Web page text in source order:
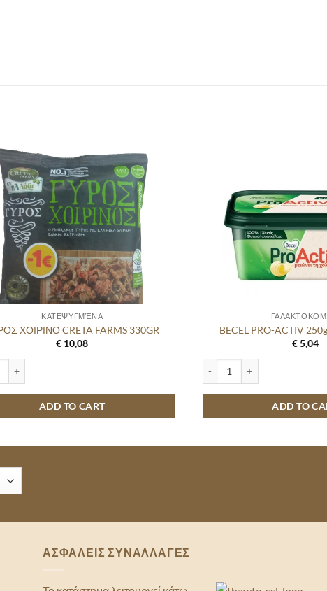
Προσθήκη
στα
αγαπημένα
ΚΑΤΕΨΥΓΜΈΝΑ
ΧΟΙΡΙΝΟ CRETA FARMS 330GR
€ 10,08
ADD TO CART
BECEL PRO-ACTIV
€5,04
ADD TO
ΑΣΦΑΛΕΙΣ ΣΥΝΑΛΛΑΓΕΣ